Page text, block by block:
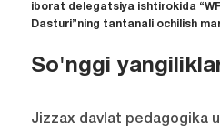
iborat delegatsiya ishtirokida
Dasturi”ning tantanali ochilish
So'nggi
Jizzax davlat pedagogika